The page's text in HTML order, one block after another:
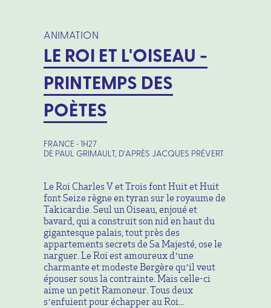
ANIMATION
LE ROI ET L'OISEAU -
PRINTEMPS DES
POÈTES
FRANCE • 1H27
DE PAUL GRIMAULT, D'APRÈS JACQUES PRÉVERT
Le Roi Charles V et Trois font Huit et Huit
font Seize règne en tyran sur le royaume de
Takicardie. Seul un Oiseau, enjoué et
bavard, qui a construit son nid en haut du
gigantesque palais, tout près des
appartements secrets de Sa Majesté, ose le
narguer. Le Roi est amoureux d’une
charmante et modeste Bergère qu’il veut
épouser sous la contrainte. Mais celle-ci
aime un petit Ramoneur. Tous deux
s’enfuient pour échapper au Roi...